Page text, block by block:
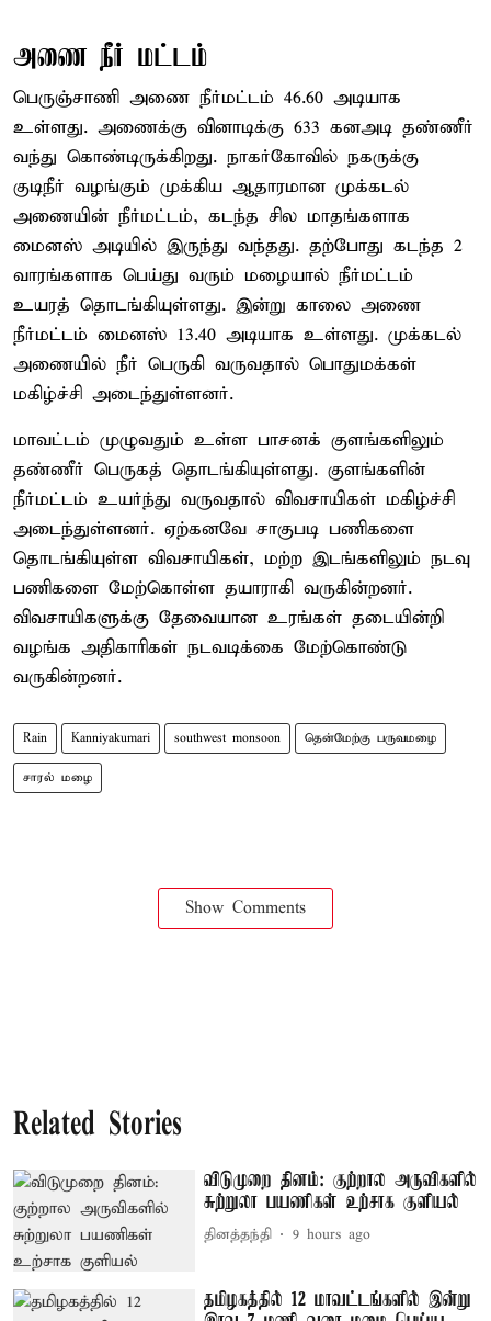
அணை நீர் மட்டம்
பெருஞ்சாணி அணை நீர்மட்டம் 46.60 அடியாக
உள்ளது. அணைக்கு வினாடிக்கு 633 கனஅடி தண்ணீர்
வந்து கொண்டிருக்கிறது. நாகர்கோவில் நகருக்கு
குடிநீர் வழங்கும் முக்கிய ஆதாரமான முக்கடல்
அணையின் நீர்மட்டம், கடந்த சில மாதங்களாக
மைனஸ் அடியில் இருந்து வந்தது. தற்போது கடந்த 2
வாரங்களாக பெய்து வரும் மழையால் நீர்மட்டம்
உயரத் தொடங்கியுள்ளது. இன்று காலை அணை
நீர்மட்டம் மைனஸ் 13.40 அடியாக உள்ளது. முக்கடல்
அணையில் நீர் பெருகி வருவதால் பொதுமக்கள்
மகிழ்ச்சி அடைந்துள்ளனர்.
மாவட்டம் முழுவதும் உள்ள பாசனக் குளங்களிலும்
தண்ணீர் பெருகத் தொடங்கியுள்ளது. குளங்களின்
நீர்மட்டம் உயர்ந்து வருவதால் விவசாயிகள் மகிழ்ச்சி
அடைந்துள்ளனர். ஏற்கனவே சாகுபடி பணிகளை
தொடங்கியுள்ள விவசாயிகள், மற்ற இடங்களிலும் நடவு
பணிகளை மேற்கொள்ள தயாராகி வருகின்றனர்.
விவசாயிகளுக்கு தேவையான உரங்கள் தடையின்றி
வழங்க அதிகாரிகள் நடவடிக்கை மேற்கொண்டு
வருகின்றனர்.
Rain Kanniyakumari southwest monsoon தென்மேற்கு பருவமழை
சாரல் மழை
Show Comments
Related Stories
விடுமுறை தினம்: குற்றால அருவிகளில்
சுற்றுலா பயணிகள் உற்சாக குளியல்
தினத்தந்தி 9 hours ago
தமிழகத்தில் 12 மாவட்டங்களில் இன்று